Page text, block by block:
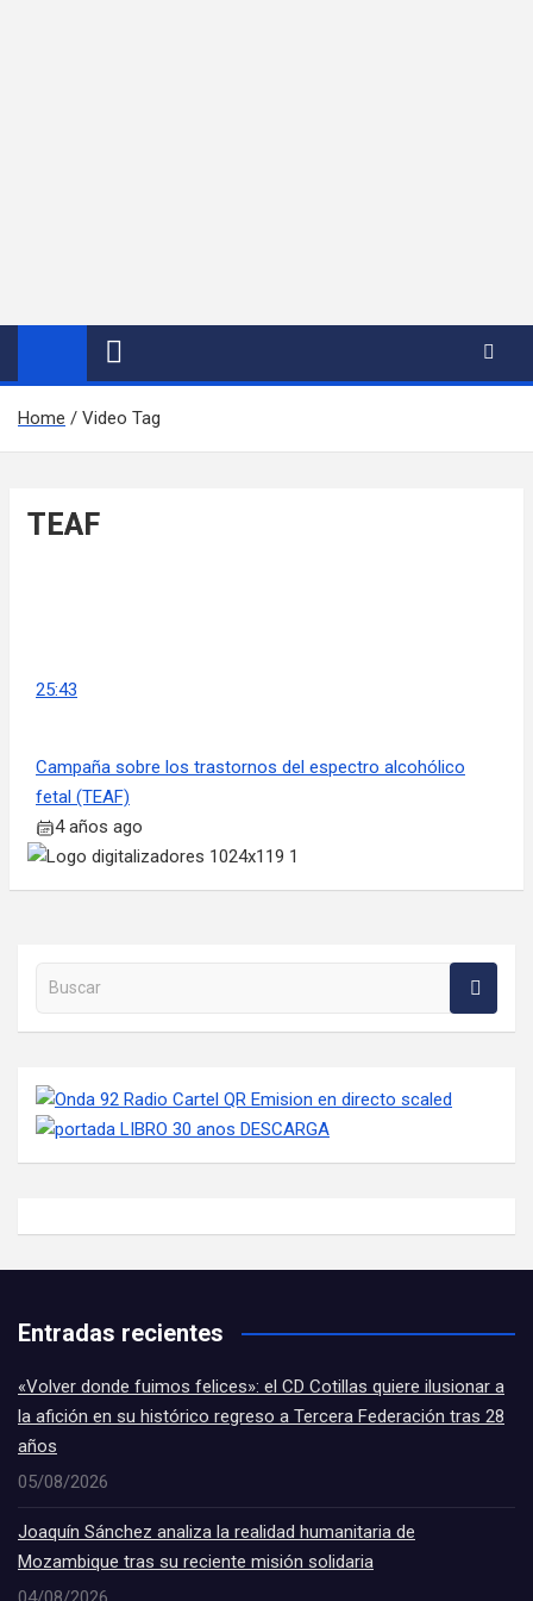
Home Video Tag
TEAF
25:43
Campaña sobre los trastornos del espectro alcohólico
fetal (TEAF)
4 años ago
Buscar en la web
Entradas recientes
«Volver donde fuimos felices»: el CD Cotillas quiere ilusionar a
la afición en su histórico regreso a Tercera Federación tras 28
años
05/08/2026
Joaquín Sánchez analiza la realidad humanitaria de
Mozambique tras su reciente misión solidaria